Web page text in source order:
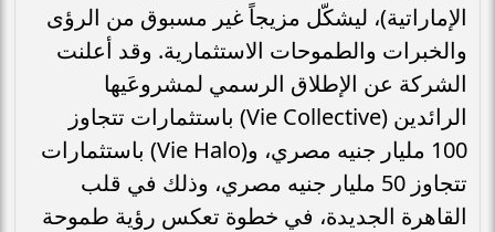
الإماراتية)، ليشكّل مزيجاً غير مسبوق من الرؤى
والخبرات والطموحات الاستثمارية. وقد أعلنت
الشركة عن الإطلاق الرسمي لمشروعَيها
الرائدين (Vie Collective) باستثمارات تتجاوز
100 مليار جنيه مصري، و(Vie Halo) باستثمارات
تتجاوز 50 مليار جنيه مصري، وذلك في قلب
القاهرة الجديدة، في خطوة تعكس رؤية طموحة